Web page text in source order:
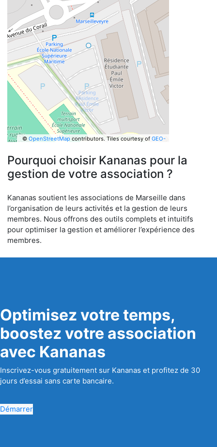
© OpenStreetMapcontributors. Tiles courtesy of GEO-
Pourquoi choisir Kananas pour la
gestion de votre association ?
Kananas soutient les associations de Marseille dans
l’organisation de leurs activités et la gestion de leurs
membres. Nous offrons des outils complets et intuitifs
pour optimiser la gestion et améliorer l’expérience des
membres.
Optimisez votre temps,
boostez votre association
avec Kananas
Inscrivez-vous gratuitement sur Kananas et profitez de 30
jours d’essai sans carte bancaire.
Démarrer